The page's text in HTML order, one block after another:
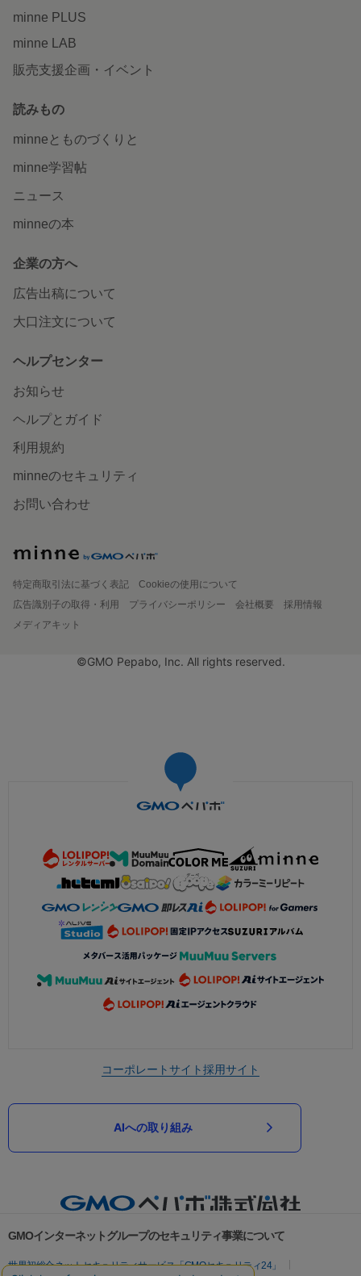
minne PLUS
minne LAB
販売支援企画・イベント
読みもの
minneとものづくりと
minne学習帖
ニュース
minneの本
企業の方へ
広告出稿について
大口注文について
ヘルプセンター
お知らせ
ヘルプとガイド
利用規約
minneのセキュリティ
お問い合わせ
特定商取引法に基づく表記
Cookieの使用について
広告識別子の取得・利用
プライバシーポリシー 会社概要
採用情報
メディアキット
©GMO Pepabo, Inc. All rights reserved.
コーポレートサイト採用サイト
AIへの取り組み
GMOインターネットグループのセキュリティ事業について
世界初総合ネットセキュリティサービス「GMOセキュリティ24」